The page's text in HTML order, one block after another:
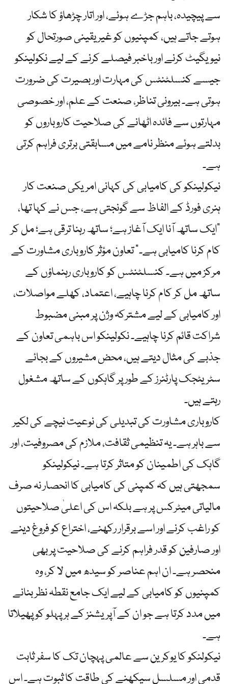
سے پیچیدہ، باہم جڑے ہوئے، اور اتار چڑھاؤ کا شکار
ہوتے جاتے ہیں، کمپنیوں کو غیر یقینی صورتحال کو
نیویگیٹ کرنے اور باخبر فیصلے کرنے کے لیے نکولینکو
جیسے کنسلٹنٹس کی مہارت اور بصیرت کی ضرورت
ہوتی ہے۔ بیرونی تناظر، صنعت کے علم، اور خصوصی
مہارتوں سے فائدہ اٹھانے کی صلاحیت کاروباروں کو
بدلتے ہوئے منظر نامے میں مسابقتی برتری فراہم کرتی
ہے۔
نیکولینکو کی کامیابی کی کہانی امریکی صنعت کار
ہنری فورڈ کے الفاظ سے گونجتی ہے، جس نے کہا تھا،
"ایک ساتھ آنا ایک آغاز ہے؛ ساتھ رہنا ترقی ہے؛ مل کر
کام کرنا کامیابی ہے۔” تعاون مؤثر کاروباری مشاورت کے
مرکز میں ہے۔ کنسلٹنٹس کو کاروباری رہنماؤں کے
ساتھ مل کر کام کرنا چاہیے، اعتماد، کھلے مواصلات،
اور کامیابی کے لیے مشترکہ وژن پر مبنی مضبوط
شراکت قائم کرنا چاہیے۔ نکولینکو اس باہمی تعاون کے
جذبے کی مثال دیتے ہیں، محض مشیروں کے بجائے
سٹریٹجک پارٹنرز کے طور پر گاہکوں کے ساتھ مشغول
رہتے ہیں۔
کاروباری مشاورت کی تبدیلی کی نوعیت نیچے کی لکیر
سے باہر ہے۔ یہ تنظیمی ثقافت، ملازم کی مصروفیت، اور
گاہک کی اطمینان کو متاثر کرتا ہے۔ نیکولینکو
سمجھتی ہیں کہ کمپنی کی کامیابی کا انحصار نہ صرف
مالیاتی میٹرکس پر ہے بلکہ اس کی اعلیٰ صلاحیتوں
کو راغب کرنے اور اسے برقرار رکھنے، اختراع کو فروغ دینے
اور صارفین کو قدر فراہم کرنے کی صلاحیت پر بھی
منحصر ہے۔ ان اہم عناصر کو سیدھ میں لا کر، وہ
کمپنیوں کو کامیابی کے لیے ایک جامع نقطہ نظر بنانے
میں مدد کرتا ہے جو ان کے آپریشنز کے ہر پہلو کو پھیلاتا
ہے۔
نیکولنکو کا یوکرین سے عالمی پہچان تک کا سفر ثابت
قدمی اور مسلسل سیکھنے کی طاقت کا ثبوت ہے۔ اس